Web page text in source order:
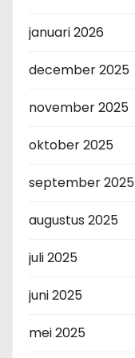
januari 2026
december 2025
november 2025
oktober 2025
september 2025
augustus 2025
juli 2025
juni 2025
mei 2025